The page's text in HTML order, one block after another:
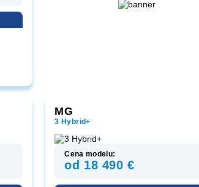
MG
3 Hybrid+
Cena modelu:
od 18 490 €